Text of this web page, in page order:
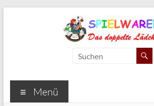
doppelte
Lädchen
Menü